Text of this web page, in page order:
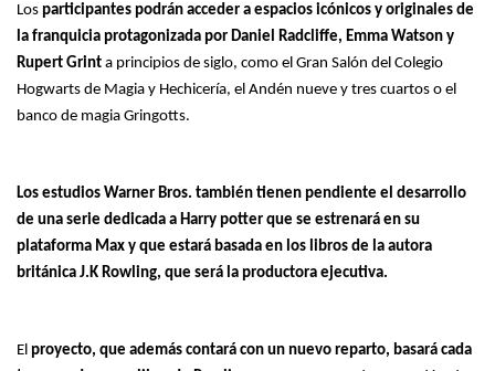
Los participantes podrán acceder a espacios icónicos y originales de
la franquicia protagonizada por Daniel Radcliffe, Emma Watson y
Rupert Grint a principios de siglo, como el Gran Salón del Colegio
Hogwarts de Magia y Hechicería, el Andén nueve y tres cuartos o el
banco de magia Gringotts.
Los estudios Warner Bros. también tienen pendiente el desarrollo
de una serie dedicada a Harry potter que se estrenará en su
plataforma Max y que estará basada en los libros de la autora
británica J.K Rowling, que será la productora ejecutiva.
El proyecto, que además contará con un nuevo reparto, basará cada